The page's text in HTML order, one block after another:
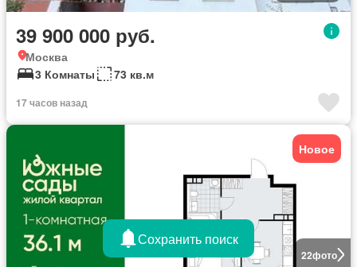
39 900 000 руб.
Москва
3 Комнаты
73 кв.м
17 часов назад
22фото
Новое
Сохранить поиск